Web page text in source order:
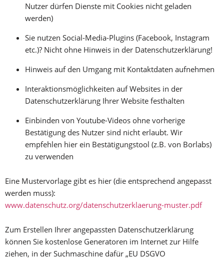
Nutzer dürfen Dienste mit Cookies nicht geladen
werden)
Sie nutzen Social-Media-Plugins (Facebook, Instagram
etc.)? Nicht ohne Hinweis in der Datenschutzerklärung!
Hinweis auf den Umgang mit Kontaktdaten aufnehmen
Interaktionsmöglichkeiten auf Websites in der
Datenschutzerklärung Ihrer Website festhalten
Einbinden von Youtube-Videos ohne vorherige
Bestätigung des Nutzer sind nicht erlaubt. Wir
empfehlen hier ein Bestätigungstool (z.B. von Borlabs)
zu verwenden
Eine Mustervorlage gibt es hier (die entsprechend angepasst
werden muss):
www.datenschutz.org/datenschutzerklaerung-muster.pdf
Zum Erstellen Ihrer angepassten Datenschutzerklärung
können Sie kostenlose Generatoren im Internet zur Hilfe
ziehen, in der Suchmaschine dafür „EU DSGVO